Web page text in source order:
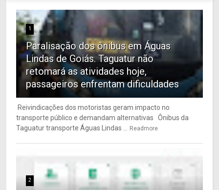
1
Paralisação dos ônibus em Águas
Lindas de Goiás. Taguatur não
retomará as atividades hoje,
passageiros enfrentam dificuldades
Reivindicações dos motoristas geram impacto no
transporte público e demandam alternativas Ônibus da
Taguatur transporte Águas Lindas ...
Readmore
2